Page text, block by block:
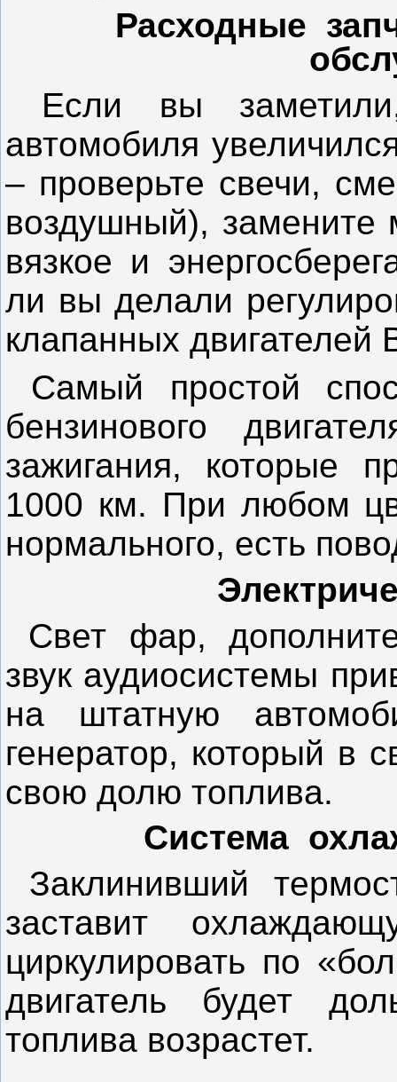
Расходные
Если вы
автомобиля
– проверьте свечи,
воздушный), замените
вязкое и
ли вы делали
клапанных двигателей
Самый простой
бензинового
зажигания, которые
1000 км. При любом
нормального, есть
Свет фар,
звук аудиосистемы
на штатную
генератор, который в
свою долю топлива.
Система
Заклинивший
заставит
циркулировать по
двигатель будет
топлива возрастет.